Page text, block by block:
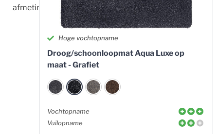
afmeting!
Hoge vochtopname
Droog/schoonloopmat Aqua Luxe op
maat - Grafiet
Vochtopname
Vuilopname